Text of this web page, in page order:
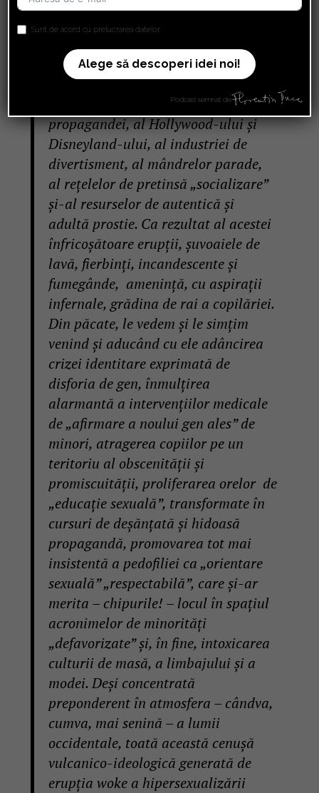
programa educațională neo-
progresistă care a erupt peste Ocean,
și riscă să se extindă ca un nor de
cenușă vulcanică în mai toată
„lumea civilizată”, purtat de vântul
propagandei, al Hollywood-ului și
Disneyland-ului, al industriei de
divertisment, al mândrelor parade,
al rețelelor de pretinsă „socializare”
și-al resurselor de autentică și
adultă prostie. Ca rezultat al acestei
înfricoșătoare erupții, șuvoaiele de
lavă, fierbinți, incandescente și
fumegânde, amenință, cu aspirații
infernale, grădina de rai a copilăriei.
Din păcate, le vedem și le simțim
venind și aducând cu ele adâncirea
crizei identitare exprimată de
disforia de gen, înmulțirea
alarmantă a intervențiilor medicale
de „afirmare a noului gen ales” de
minori, atragerea copiilor pe un
teritoriu al obscenității și
promiscuității, proliferarea orelor de
„educație sexuală”, transformate în
cursuri de deșănțată și hidoasă
propagandă, promovarea tot mai
insistentă a pedofiliei ca „orientare
sexuală” „respectabilă”, care și-ar
merita – chipurile! – locul în spațiul
acronimelor de minorități
„defavorizate” și, în fine, intoxicarea
culturii de masă, a limbajului și a
modei. Deși concentrată
preponderent în atmosfera – cândva,
cumva, mai senină – a lumii
occidentale, toată această cenușă
vulcanico-ideologică generată de
erupția woke a hipersexualizării
Sunt de acord cu prelucrarea datelor.
Alege să descoperi idei noi!
Podcast semnat de